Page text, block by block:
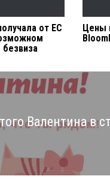
от ЕС
Цены
Валентина в